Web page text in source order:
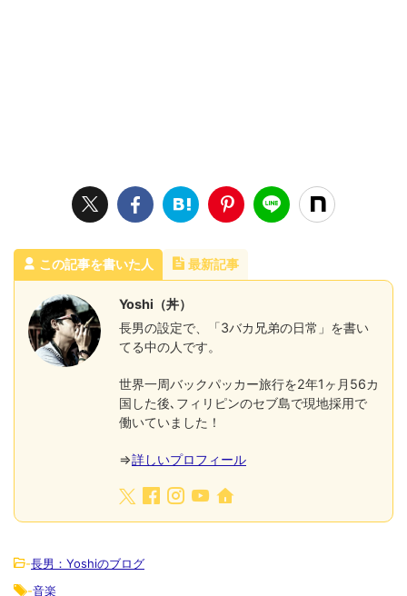
この記事を書いた人 最新記事
Yoshi（丼）
長男の設定で、「3バカ兄弟の日常」を書い
てる中の人です。
世界一周バックパッカー旅行を2年1ヶ月56カ
国した後､フィリピンのセブ島で現地採用で
働いていました！
⇒詳しいプロフィール
-長男：Yoshiのブログ
-音楽